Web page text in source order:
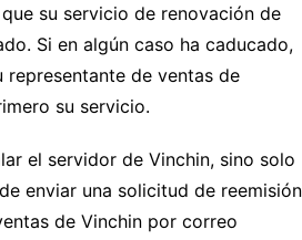
su servicio de renovación de
Si en algún caso ha caducado,
de ventas de
su servicio.
el servidor de Vinchin, sino solo
enviar una solicitud de reemisión
de Vinchin por correo